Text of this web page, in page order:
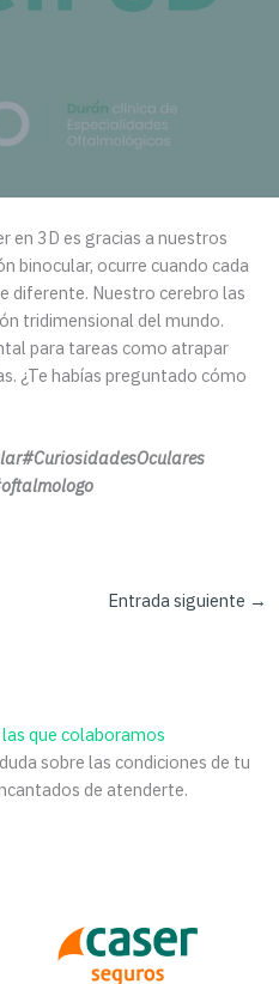
en 3D es gracias a nuestros
binocular, ocurre cuando cada
diferente. Nuestro cerebro las
tridimensional del mundo.
para tareas como atrapar
¿Te habías preguntado cómo
Entrada siguiente →
que colaboramos
sobre las condiciones de tu
de atenderte.